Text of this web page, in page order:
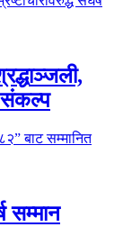
संकल्प
सम्मान